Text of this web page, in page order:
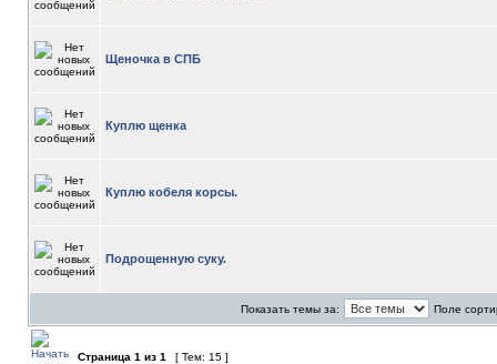
Щеночка в СПБ
Куплю щенка
Куплю кобеля корсы.
Подрощенную суку.
Показать темы за: Поле
Страница 1 из 1 [ Тем: 15 ]